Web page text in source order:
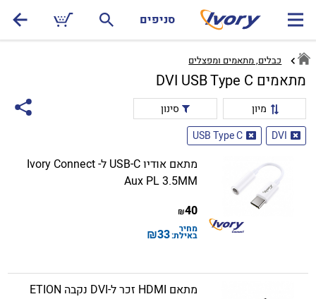
סניפים
כבלים, מתאמים ומפצלים
מתאמים DVI USB Type C
מיון
סינון
DVI
USB Type C
מתאם אודיו USB-C ל- Ivory Connect
Aux PL 3.5MM
40
₪
מחיר
באילת:33
₪
מתאם HDMI זכר ל-DVI נקבה ETION